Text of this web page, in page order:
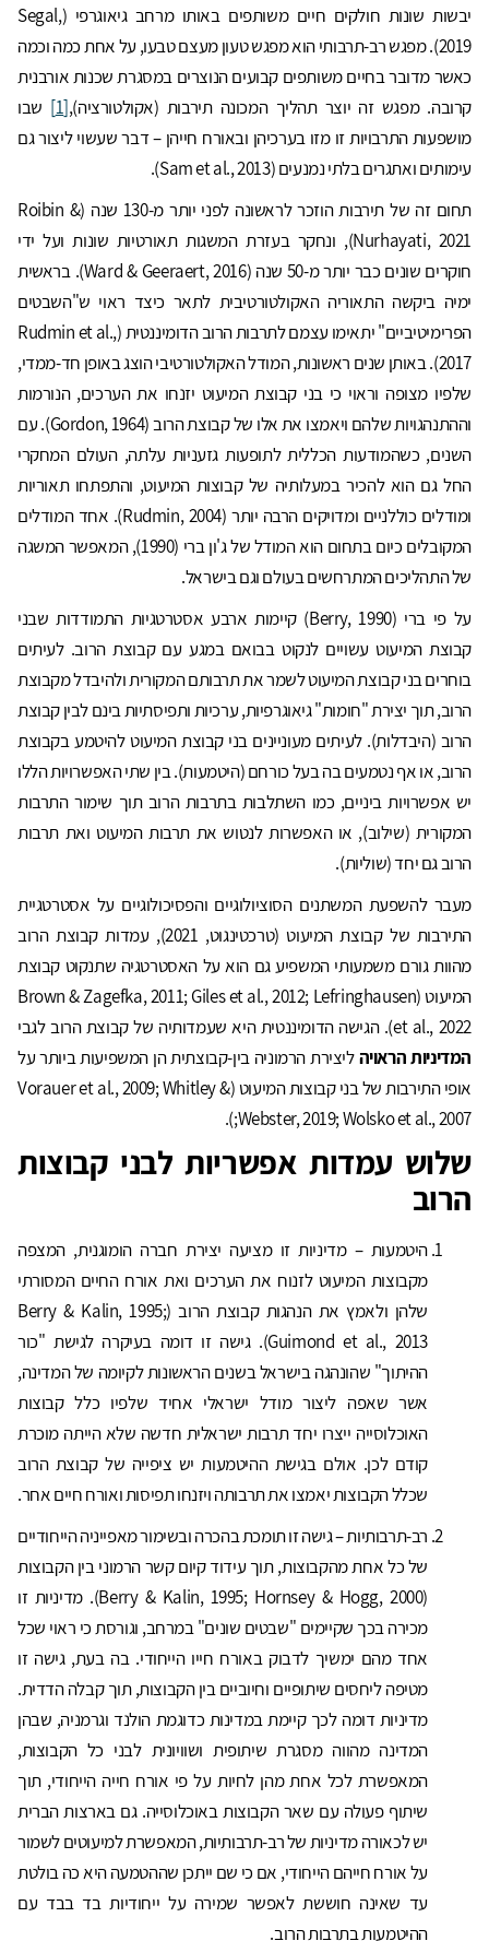
יבשות שונות חולקים חיים משותפים באותו מרחב גיאוגרפי (Segal,
2019). מפגש רב-תרבותי הוא מפגש טעון מעצם טבעו, על אחת כמה וכמה
כאשר מדובר בחיים משותפים קבועים הנוצרים במסגרת שכנות אורבנית
קרובה. מפגש זה יוצר תהליך המכונה תירבות (אקולטורציה),[1]
שבו
מושפעות התרבויות זו מזו בערכיהן ובאורח חייהן – דבר שעשוי ליצור גם
עימותים ואתגרים בלתי נמנעים (Sam et al., 2013).
תחום זה של תירבות הוזכר לראשונה לפני יותר מ-130 שנה (Roibin &
Nurhayati, 2021), ונחקר בעזרת המשגות תאורטיות שונות ועל ידי
חוקרים שונים כבר יותר מ-50 שנה (Ward & Geeraert, 2016). בראשית
ימיה ביקשה התאוריה האקולטורטיבית לתאר כיצד ראוי ש"השבטים
הפרימיטיביים" יתאימו עצמם לתרבות הרוב הדומיננטית (Rudmin et al.,
2017). באותן שנים ראשונות, המודל האקולטורטיבי הוצג באופן חד-ממדי,
שלפיו מצופה וראוי כי בני קבוצת המיעוט יזנחו את הערכים, הנורמות
וההתנהגויות שלהם ויאמצו את אלו של קבוצת הרוב (Gordon, 1964). עם
השנים, כשהמודעות הכללית לתופעות גזעניות עלתה, העולם המחקרי
החל גם הוא להכיר במעלותיה של קבוצות המיעוט, והתפתחו תאוריות
ומודלים כוללניים ומדויקים הרבה יותר (Rudmin, 2004). אחד המודלים
המקובלים כיום בתחום הוא המודל של ג'ון ברי (1990), המאפשר המשגה
של התהליכים המתרחשים בעולם וגם בישראל.
על פי ברי (Berry, 1990) קיימות ארבע אסטרטגיות התמודדות שבני
קבוצת המיעוט עשויים לנקוט בבואם במגע עם קבוצת הרוב. לעיתים
בוחרים בני קבוצת המיעוט לשמר את תרבותם המקורית ולהיבדל מקבוצת
הרוב, תוך יצירת "חומות" גיאוגרפיות, ערכיות ותפיסתיות בינם לבין קבוצת
הרוב (היבדלות). לעיתים מעוניינים בני קבוצת המיעוט להיטמע בקבוצת
הרוב, או אף נטמעים בה בעל כורחם (היטמעות). בין שתי האפשרויות הללו
יש אפשרויות ביניים, כמו השתלבות בתרבות הרוב תוך שימור התרבות
המקורית (שילוב), או האפשרות לנטוש את תרבות המיעוט ואת תרבות
הרוב גם יחד (שוליות).
מעבר להשפעת המשתנים הסוציולוגיים והפסיכולוגיים על אסטרטגיית
התירבות של קבוצת המיעוט (טרכטינגוט, 2021), עמדות קבוצת הרוב
מהוות גורם משמעותי המשפיע גם הוא על האסטרטגיה שתנקוט קבוצת
המיעוט (Brown & Zagefka, 2011; Giles et al., 2012; Lefringhausen
et al., 2022). הגישה הדומיננטית היא שעמדותיה של קבוצת הרוב לגבי
המדיניות הראויהליצירת הרמוניה בין-קבוצתית הן המשפיעות ביותר על
אופי התירבות של בני קבוצות המיעוט (Vorauer et al., 2009; Whitley &
Webster, 2019; Wolsko et al., 2007;).
שלוש עמדות אפשריות לבני קבוצות
הרוב
היטמעות – מדיניות זו מציעה יצירת חברה הומוגנית, המצפה
מקבוצות המיעוט לזנוח את הערכים ואת אורח החיים המסורתי
שלהן ולאמץ את הנהגות קבוצת הרוב (Berry & Kalin, 1995;
Guimond et al., 2013). גישה זו דומה בעיקרה לגישת "כור
ההיתוך" שהונהגה בישראל בשנים הראשונות לקיומה של המדינה,
אשר שאפה ליצור מודל ישראלי אחיד שלפיו כלל קבוצות
האוכלוסייה ייצרו יחד תרבות ישראלית חדשה שלא הייתה מוכרת
קודם לכן. אולם בגישת ההיטמעות יש ציפייה של קבוצת הרוב
שכלל הקבוצות יאמצו את תרבותה ויזנחו תפיסות ואורח חיים אחר.
רב-תרבותיות – גישה זו תומכת בהכרה ובשימור מאפייניה הייחודיים
של כל אחת מהקבוצות, תוך עידוד קיום קשר הרמוני בין הקבוצות
(Berry & Kalin, 1995; Hornsey & Hogg, 2000). מדיניות זו
מכירה בכך שקיימים "שבטים שונים" במרחב, וגורסת כי ראוי שכל
אחד מהם ימשיך לדבוק באורח חייו הייחודי. בה בעת, גישה זו
מטיפה ליחסים שיתופיים וחיוביים בין הקבוצות, תוך קבלה הדדית.
מדיניות דומה לכך קיימת במדינות כדוגמת הולנד וגרמניה, שבהן
המדינה מהווה מסגרת שיתופית ושוויונית לבני כל הקבוצות,
המאפשרת לכל אחת מהן לחיות על פי אורח חייה הייחודי, תוך
שיתוף פעולה עם שאר הקבוצות באוכלוסייה. גם בארצות הברית
יש לכאורה מדיניות של רב-תרבותיות, המאפשרת למיעוטים לשמור
על אורח חייהם הייחודי, אם כי שם ייתכן שההטמעה היא כה בולטת
עד שאינה חוששת לאפשר שמירה על ייחודיות בד בבד עם
ההיטמעות בתרבות הרוב.